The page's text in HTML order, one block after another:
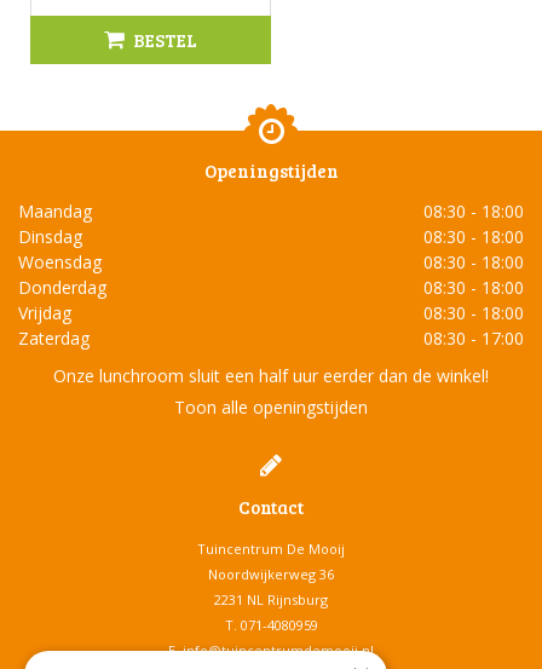
BESTEL
Openingstijden
Maandag
08:30 - 18:00
Dinsdag
08:30 - 18:00
Woensdag
08:30 - 18:00
Donderdag
08:30 - 18:00
Vrijdag
08:30 - 18:00
Zaterdag
08:30 - 17:00
Onze lunchroom sluit een half uur eerder dan de winkel!
Toon alle openingstijden
Contact
Tuincentrum De Mooij
Noordwijkerweg 36
2231 NL Rijnsburg
T. 071-4080959
E.info@tuincentrumdemooij.nl